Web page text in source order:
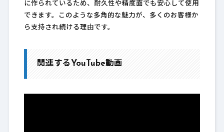
に作られているため、耐久性や精度面でも安心して使用
できます。このような多角的な魅力が、多くのお客様か
ら支持され続ける理由です。
関連するYouTube動画